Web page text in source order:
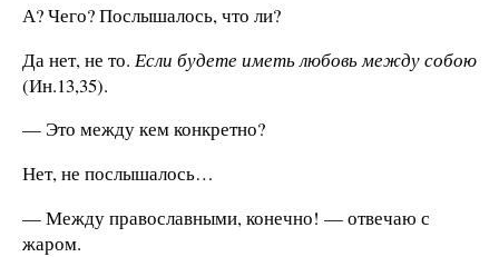
А? Чего? Послышалось, что ли?
Да нет, не то. Если будете иметь любовь между собою
(Ин.13,35).
— Это между кем конкретно?
Нет, не послышалось…
— Между православными, конечно! — отвечаю с
жаром.